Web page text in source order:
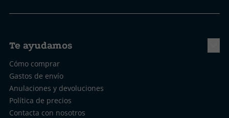
Te ayudamos
Cómo comprar
Gastos de envío
Anulaciones y devoluciones
Política de precios
Contacta con nosotros